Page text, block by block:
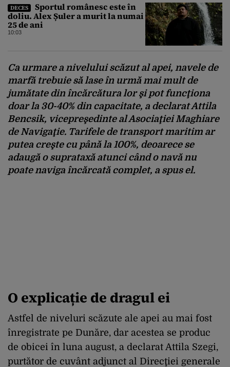
DECES
Sportul românesc este în
doliu. Alex Șuler a murit la numai
25 de ani
10:03
Ca urmare a nivelului scăzut al apei, navele de
marfă trebuie să lase în urmă mai mult de
jumătate din încărcătura lor şi pot funcţiona
doar la 30-40% din capacitate, a declarat Attila
Bencsik, vicepreşedinte al Asociaţiei Maghiare
de Navigaţie. Tarifele de transport maritim ar
putea creşte cu până la 100%, deoarece se
adaugă o suprataxă atunci când o navă nu
poate naviga încărcată complet, a spus el.
O explicație de dragul ei
Astfel de niveluri scăzute ale apei au mai fost
înregistrate pe Dunăre, dar acestea se produc
de obicei în luna august, a declarat Attila Szegi,
purtător de cuvânt adjunct al Direcţiei generale